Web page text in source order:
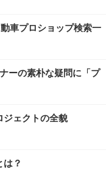
プロショップ検索一
ーの素朴な疑問に「プ
ジェクトの全貌
は？